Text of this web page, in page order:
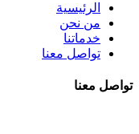
الرئيسية
من نحن
خدماتنا
تواصل معنا
تواصل معنا